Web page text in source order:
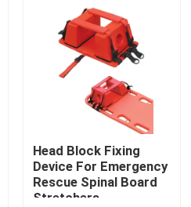
Head Block Fixing
Device For Emergency
Rescue Spinal Board
Stretchers